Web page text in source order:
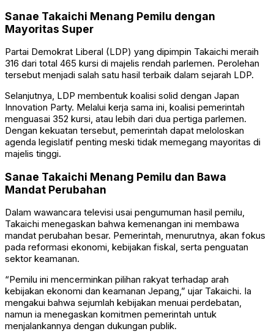
Sanae Takaichi Menang Pemilu dengan
Mayoritas Super
Partai Demokrat Liberal (LDP) yang dipimpin Takaichi meraih
316 dari total 465 kursi di majelis rendah parlemen. Perolehan
tersebut menjadi salah satu hasil terbaik dalam sejarah LDP.
Selanjutnya, LDP membentuk koalisi solid dengan Japan
Innovation Party. Melalui kerja sama ini, koalisi pemerintah
menguasai 352 kursi, atau lebih dari dua pertiga parlemen.
Dengan kekuatan tersebut, pemerintah dapat meloloskan
agenda legislatif penting meski tidak memegang mayoritas di
majelis tinggi.
Sanae Takaichi Menang Pemilu dan Bawa
Mandat Perubahan
Dalam wawancara televisi usai pengumuman hasil pemilu,
Takaichi menegaskan bahwa kemenangan ini membawa
mandat perubahan besar. Pemerintah, menurutnya, akan fokus
pada reformasi ekonomi, kebijakan fiskal, serta penguatan
sektor keamanan.
“Pemilu ini mencerminkan pilihan rakyat terhadap arah
kebijakan ekonomi dan keamanan Jepang,” ujar Takaichi. Ia
mengakui bahwa sejumlah kebijakan menuai perdebatan,
namun ia menegaskan komitmen pemerintah untuk
menjalankannya dengan dukungan publik.